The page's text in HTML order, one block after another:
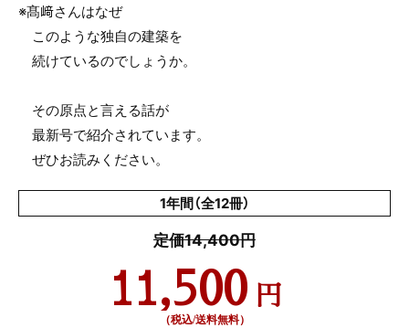
※髙﨑さんはなぜ
このような独自の建築を
続けているのでしょうか。
その原点と言える話が
最新号で紹介されています。
ぜひお読みください。
1年間（全12冊）
定価14,400円
11,500 円
（税込/送料無料）